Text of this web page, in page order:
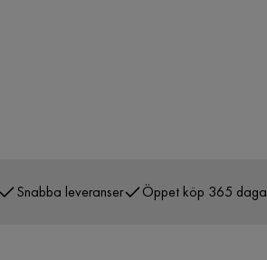
Snabba leveranser Öppet köp 365